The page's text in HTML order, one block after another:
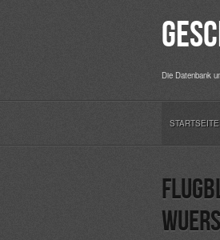
Die Datenbank
STARTSEITE